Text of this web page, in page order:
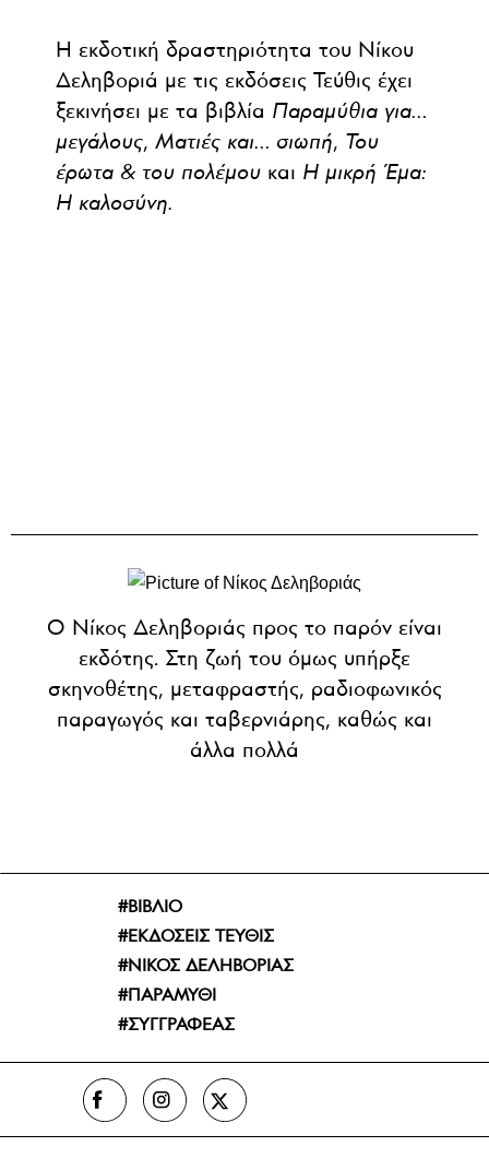
Η εκδοτική δραστηριότητα του Νίκου
Δεληβοριά με τις εκδόσεις Τεύθις έχει
ξεκινήσει με τα βιβλία Παραμύθια για…
μεγάλους, Ματιές και… σιωπή, Του
έρωτα & του πολέμουκαι Η μικρή Έμα:
Η καλοσύνη.
Ο Νίκος Δεληβοριάς προς το παρόν είναι
εκδότης. Στη ζωή του όμως υπήρξε
σκηνοθέτης, μεταφραστής, ραδιοφωνικός
παραγωγός και ταβερνιάρης, καθώς και
άλλα πολλά
ΒΙΒΛΙΟ
ΕΚΔΟΣΕΙΣ ΤΕΥΘΙΣ
ΝΙΚΟΣ ΔΕΛΗΒΟΡΙΑΣ
ΠΑΡΑΜΥΘΙ
ΣΥΓΓΡΑΦΕΑΣ